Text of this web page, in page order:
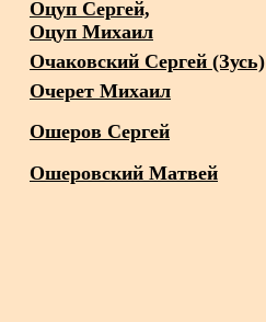
Оцуп Сергей,
Оцуп Михаил
Очаковский Сергей (Зусь)
Очерет Михаил
Ошеров Сергей
Ошеровский Матвей